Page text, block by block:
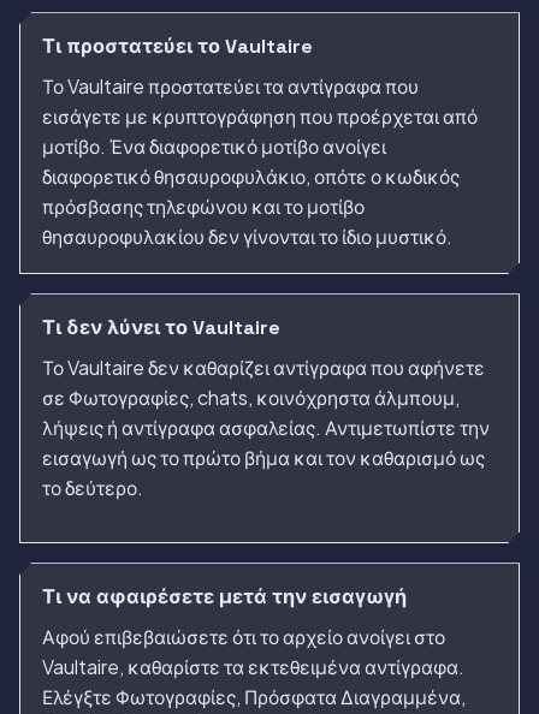
Τι προστατεύει το Vaultaire
Το Vaultaire προστατεύει τα αντίγραφα που
εισάγετε με κρυπτογράφηση που προέρχεται από
μοτίβο. Ένα διαφορετικό μοτίβο ανοίγει
διαφορετικό θησαυροφυλάκιο, οπότε ο κωδικός
πρόσβασης τηλεφώνου και το μοτίβο
θησαυροφυλακίου δεν γίνονται το ίδιο μυστικό.
Τι δεν λύνει το Vaultaire
Το Vaultaire δεν καθαρίζει αντίγραφα που αφήνετε
σε Φωτογραφίες, chats, κοινόχρηστα άλμπουμ,
λήψεις ή αντίγραφα ασφαλείας. Αντιμετωπίστε την
εισαγωγή ως το πρώτο βήμα και τον καθαρισμό ως
το δεύτερο.
Τι να αφαιρέσετε μετά την εισαγωγή
Αφού επιβεβαιώσετε ότι το αρχείο ανοίγει στο
Vaultaire, καθαρίστε τα εκτεθειμένα αντίγραφα.
Ελέγξτε Φωτογραφίες, Πρόσφατα Διαγραμμένα,